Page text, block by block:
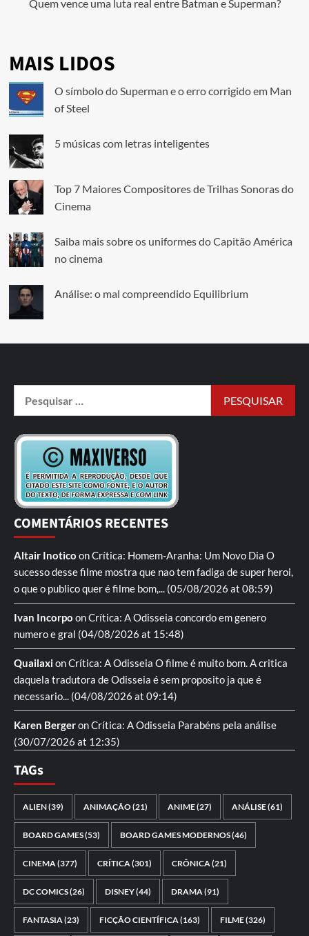
Quem vence uma luta real entre Batman e Superman?
MAIS LIDOS
O símbolo do Superman e o erro corrigido em Man
of Steel
5 músicas com letras inteligentes
Top 7 Maiores Compositores de Trilhas Sonoras do
Cinema
Saiba mais sobre os uniformes do Capitão América
no cinema
Análise: o mal compreendido Equilibrium
COMENTÁRIOS RECENTES
Altair Inotico onCrítica: Homem-Aranha: Um Novo Dia O
sucesso desse filme mostra que nao tem fadiga de super heroi,
o que o publico quer é filme bom,... (05/08/2026 at 08:59)
Ivan Incorpo onCrítica: A Odisseia concordo em genero
numero e gral (04/08/2026 at 15:48)
QuailaxionCrítica: A Odisseia O filme é muito bom. A critica
daquela tradutora de Odisseia é sem proposito ja que é
necessario... (04/08/2026 at 09:14)
Karen BergeronCrítica: A Odisseia Parabéns pela análise
(30/07/2026 at 12:35)
TAGs
ALIEN(39) ANIMAÇÃO(21) ANIME(27) ANÁLISE(61)
BOARD GAMES(53) BOARD GAMES MODERNOS(46)
CINEMA(377) CRÍTICA(301) CRÔNICA(21)
DC COMICS(26) DISNEY(44) DRAMA(91)
FANTASIA(23) FICÇÃO CIENTÍFICA(163) FILME(326)